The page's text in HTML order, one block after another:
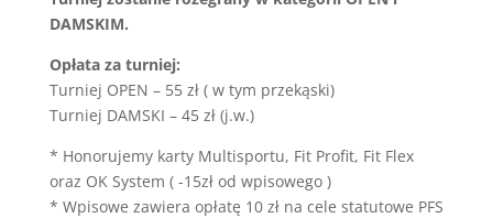
DAMSKIM.
Opłata za turniej:
Turniej OPEN – 55 zł ( w tym przekąski)
Turniej DAMSKI – 45 zł (j.w.)
* Honorujemy karty Multisportu, Fit Profit, Fit Flex
oraz OK System ( -15zł od wpisowego )
* Wpisowe zawiera opłatę 10 zł na cele statutowe PFS